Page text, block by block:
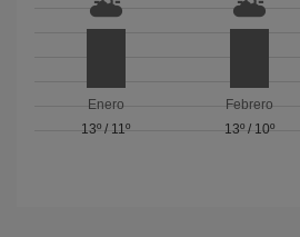
Enero
13º / 11º
Febrero
13º/ 10º